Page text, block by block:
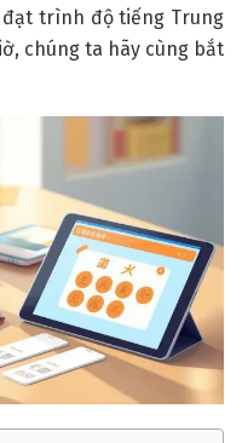
trình độ tiếng Trung
chúng ta hãy cùng bắt